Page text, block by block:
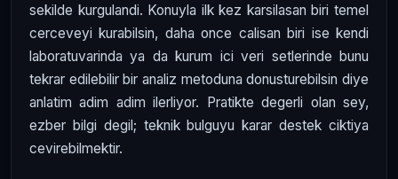
sekilde kurgulandi. Konuyla ilk kez karsilasan biri temel
cerceveyi kurabilsin, daha once calisan biri ise kendi
laboratuvarinda ya da kurum ici veri setlerinde bunu
tekrar edilebilir bir analiz metoduna donusturebilsin diye
anlatim adim adim ilerliyor. Pratikte degerli olan sey,
ezber bilgi degil; teknik bulguyu karar destek ciktiya
cevirebilmektir.